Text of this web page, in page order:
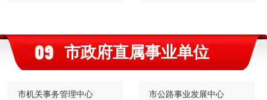
市政府直属事业单位
市机关事务管理中心 市公路事业发展中心